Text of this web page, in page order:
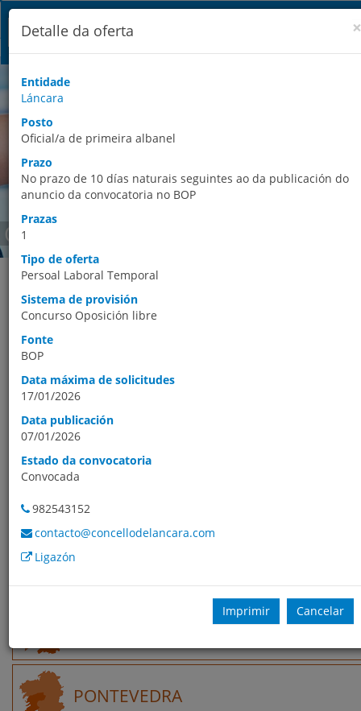
Ofertas de emprego
Este espazo permite ao usuario acceder aos datos agregados de
publicadas en Boletíns Oficiais. A búsqueda das ofertas de
emprego vixentes pode facerse por provincia, premendo no
correspondente, ou premendo na opción búsqueda avanzada,
que permite afinar os criterios da mesma. Os resultados das
publicación da oferta.
×
Detalle da oferta
Entidade
Láncara
Posto
Oficial/a de primeira albanel
Prazo
No prazo de 10 días naturais seguintes ao da publicación do
anuncio da convocatoria no BOP
Prazas
1
Tipo de oferta
Persoal Laboral Temporal
Sistema de provisión
Concurso Oposición libre
Fonte
BOP
Data máxima de solicitudes
17/01/2026
Data publicación
07/01/2026
Estado da convocatoria
Convocada
982543152
contacto@concellodelancara.com
Ligazón
Imprimir Cancelar
GALICIA
A CORUÑA
LUGO
PONTEVEDRA